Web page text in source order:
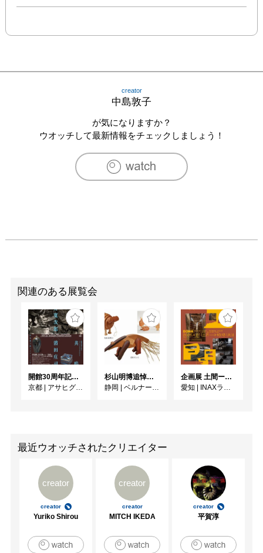
creator
中島敦子
が気になりますか？
ウオッチして最新情報をチェックしましょう！
関連のある展覧会
開館30周年記念 山本爲三郎・河井寬次郎没後60年記念 「共鳴 河井寬次郎 × 濱田庄司 ー山本爲三郎コレクションより」
京都 | アサヒグループ大山崎山荘美術館
杉山明博追悼展 木とわたし―木工の妙技と美術教育
静岡 | ベルナール・ビュフェ美術館
企画展 土間ーつくって、つかって、再発見ー
愛知 | INAXライブミュージアム
最近ウオッチされたクリエイター
creator
creator
Yuriko Shirou
creator
creator
MITCH IKEDA
creator
平賀淳